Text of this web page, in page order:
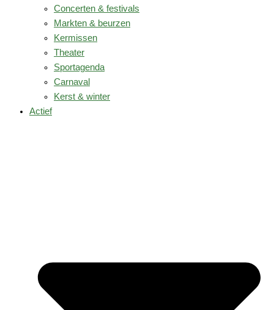
Concerten & festivals
Markten & beurzen
Kermissen
Theater
Sportagenda
Carnaval
Kerst & winter
Actief